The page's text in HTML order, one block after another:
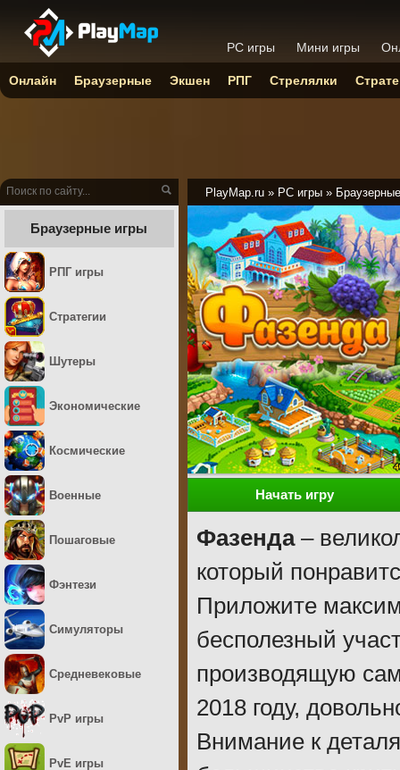
PlayMap.ru » PC игры » Браузерные
Начать игру
Фазенда–
который
Приложите
бесполезный
производящую
2018 году,
Внимание к
Браузерные игры
РПГ игры
Стратегии
Шутеры
Экономические
Космические
Военные
Пошаговые
Фэнтези
Симуляторы
Средневековые
PvP игры
PvE игры
PC игры Мини игры
Онлайн Браузерные Экшен РПГ Стрелялки